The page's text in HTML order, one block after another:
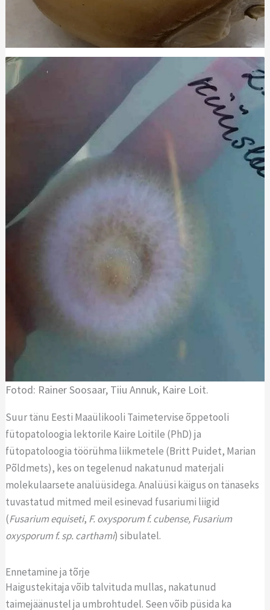
Fotod: Rainer Soosaar, Tiiu Annuk, Kaire Loit.
Suur tänu Eesti Maaülikooli Taimetervise õppetooli
fütopatoloogia lektorile Kaire Loitile (PhD) ja
fütopatoloogia töörühma liikmetele (Britt Puidet, Marian
Põldmets), kes on tegelenud nakatunud materjali
molekulaarsete analüüsidega. Analüüsi käigus on tänaseks
tuvastatud mitmed meil esinevad fusariumi liigid
(Fusarium equiseti, F. oxysporum f. cubense, Fusarium
oxysporum f. sp. carthami) sibulatel.
Ennetamine ja tõrje
Haigustekitaja võib talvituda mullas, nakatunud
taimejäänustel ja umbrohtudel. Seen võib püsida ka